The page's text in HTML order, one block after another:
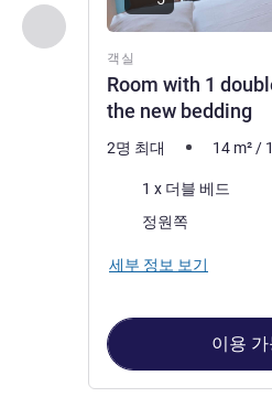
이전 - 객실
객실
Room with 1
the new bedding
2명 최대 14 m² /
1 x 더블 베드
정원쪽
세부 정보 보기
이용